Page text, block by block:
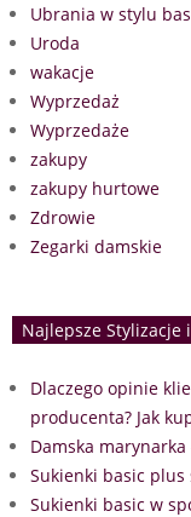
Ubrania w stylu
Uroda
wakacje
Wyprzedaż
Wyprzedaże
zakupy
zakupy hurtowe
Zdrowie
Zegarki damskie
Najlepsze Stylizacje
Dlaczego opinie
producenta? Jak
Damska
Sukienki basic plus
Sukienki basic w